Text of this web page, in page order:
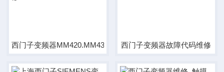
西门子变频器MM420.MM430,MM440 维修西门子变频器故障代码维修